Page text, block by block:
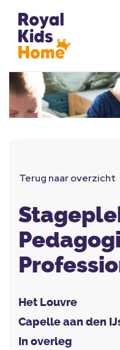
Het Louvre
Capelle aan den
In overleg
Terug naar overzicht